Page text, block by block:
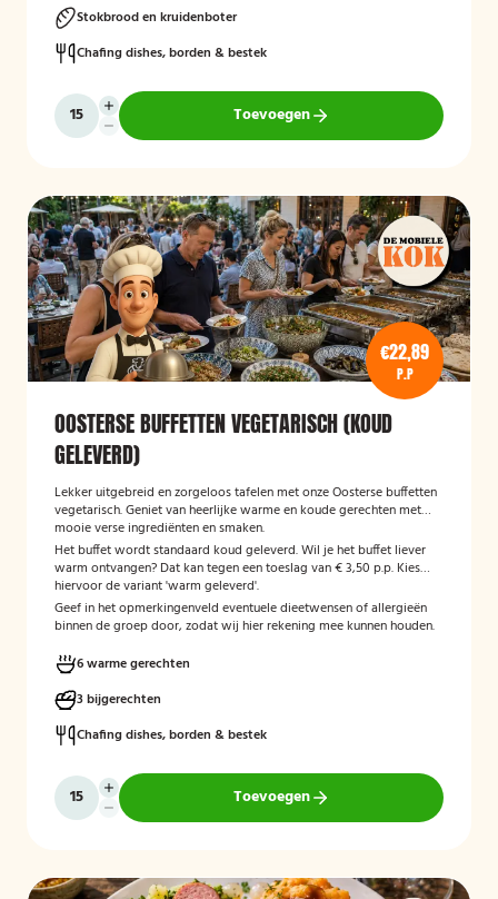
Stokbrood en kruidenboter
Chafing dishes, borden & bestek
Toevoegen
€22,89
P.P
OOSTERSE BUFFETTEN VEGETARISCH (KOUD
GELEVERD)
Lekker uitgebreid en zorgeloos tafelen met onze Oosterse buffetten
vegetarisch. Geniet van heerlijke warme en koude gerechten met
mooie verse ingrediënten en smaken.
Het buffet wordt standaard koud geleverd. Wil je het buffet liever
warm ontvangen? Dat kan tegen een toeslag van € 3,50 p.p. Kies
hiervoor de variant 'warm geleverd'.
Geef in het opmerkingenveld eventuele dieetwensen of allergieën
binnen de groep door, zodat wij hier rekening mee kunnen houden.
6 warme gerechten
3 bijgerechten
Chafing dishes, borden & bestek
Toevoegen